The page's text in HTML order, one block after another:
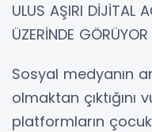
ULUS AŞIRI DİJİTAL
ÜZERİNDE GÖRÜYOR
Sosyal medyanın
olmaktan
platformların